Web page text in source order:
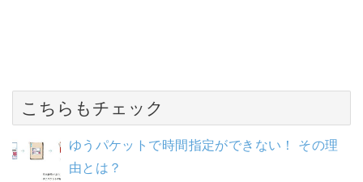
こちらもチェック
ゆうパケットで時間指定ができない！ その理
由とは？